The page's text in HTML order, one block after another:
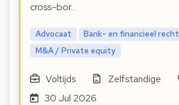
cross-bor…
Advocaat
Bank- en financieel recht
M&A / Private equity
Voltijds Zelfstandige
30 Jul 2026